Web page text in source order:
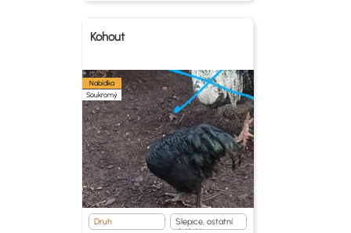
Kohout
Nabídka
Soukromý
Druh
Slepice, ostatní